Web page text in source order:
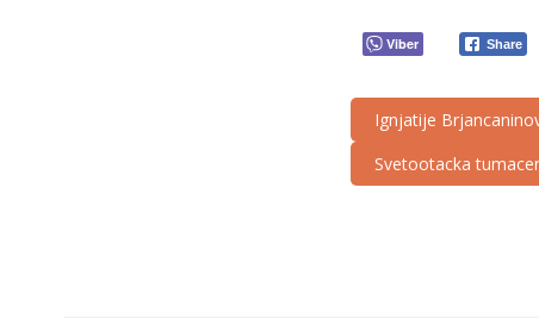
Viber Share
Ignjatije
Svetootacka